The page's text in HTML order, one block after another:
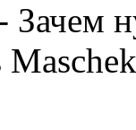
Зачем